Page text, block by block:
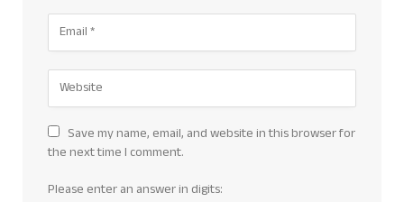
Save my name, email, and website in this browser for
the next time I comment.
Please enter an answer in digits: